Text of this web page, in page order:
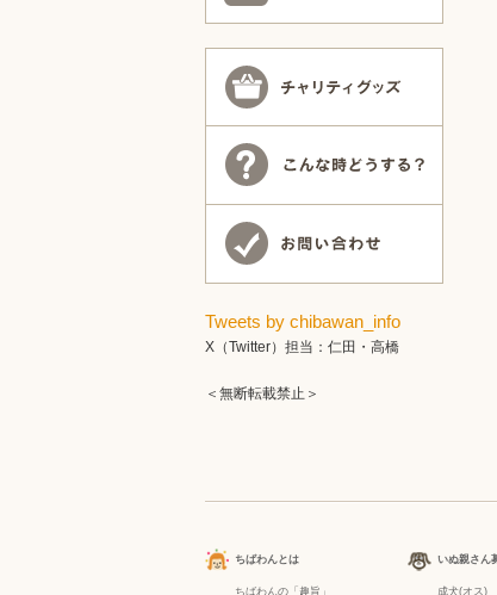
Tweets by chibawan_info
X（Twitter）担当：仁田・高橋
＜無断転載禁止＞
ちばわんとは
ちばわんの「趣旨」
いぬ親さん
成犬(オス)